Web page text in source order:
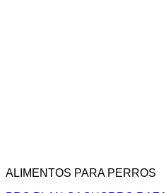
ALIMENTOS PARA PERROS